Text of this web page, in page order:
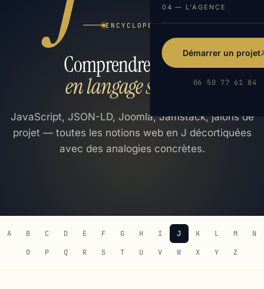
04 — L'AGENCE
Démarrer un projet
06 50 77 61 84
ENCYCLOPÉDIE DU WEB
Comprendre le web,
en langage simple.
JavaScript, JSON-LD, Joomla, Jamstack, jalons de
projet — toutes les notions web en J décortiquées
avec des analogies concrètes.
A B C D E F G H I J K L M
N
O
P Q R S T U V W X Y Z